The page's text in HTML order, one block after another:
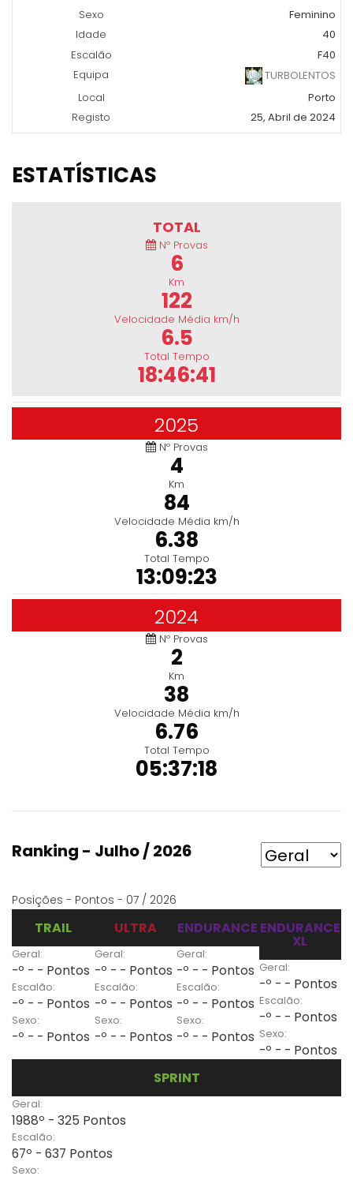
Sexo
Feminino
Idade
40
Escalão
F40
Equipa
TURBOLENTOS
Local
Porto
Registo
25, Abril de 2024
ESTATÍSTICAS
TOTAL
Nº Provas
6
Km
122
Velocidade Média km/h
6.5
Total Tempo
18:46:41
2025
Nº Provas
4
Km
84
Velocidade Média km/h
6.38
Total Tempo
13:09:23
2024
Nº Provas
2
Km
38
Velocidade Média km/h
6.76
Total Tempo
05:37:18
Ranking - Julho / 2026
Posições - Pontos - 07 / 2026
TRAIL
Geral:
-º - - Pontos
Escalão:
-º - - Pontos
Sexo:
-º - - Pontos
ULTRA
Geral:
-º - - Pontos
Escalão:
-º - - Pontos
Sexo:
-º - - Pontos
ENDURANCE
Geral:
-º - - Pontos
Escalão:
-º - - Pontos
Sexo:
-º - - Pontos
ENDURANCE
XL
Geral:
-º - - Pontos
Escalão:
-º - - Pontos
Sexo:
-º - - Pontos
SPRINT
Geral:
1988º - 325 Pontos
Escalão:
67º - 637 Pontos
Sexo: